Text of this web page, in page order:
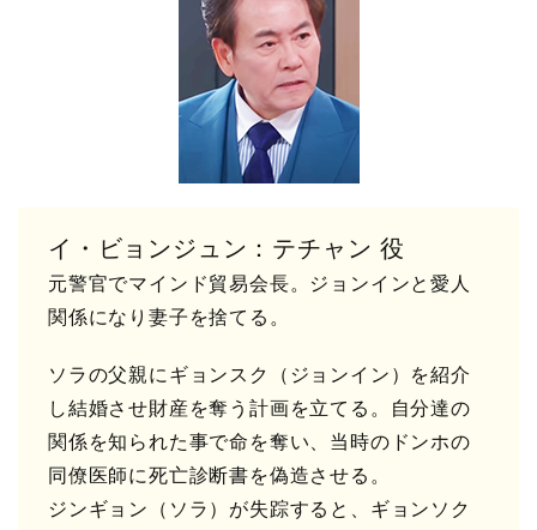
イ・ビョンジュン：テチャン 役
元警官でマインド貿易会長。ジョンインと愛人
関係になり妻子を捨てる。
ソラの父親にギョンスク（ジョンイン）を紹介
し結婚させ財産を奪う計画を立てる。自分達の
関係を知られた事で命を奪い、当時のドンホの
同僚医師に死亡診断書を偽造させる。
ジンギョン（ソラ）が失踪すると、ギョンソク